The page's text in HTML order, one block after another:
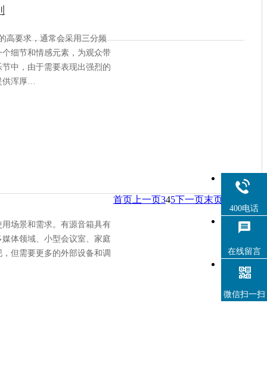
高要求，通常会采用三分频
细节和情感元素，为观众带
中，由于需要表现出强烈的
浑厚…
场景和需求。有源音箱具有
体领域、小型会议室、家庭
但需要更多的外部设备和调
首页 上一页345下一页末页
400电话
在线留言
微信扫一扫